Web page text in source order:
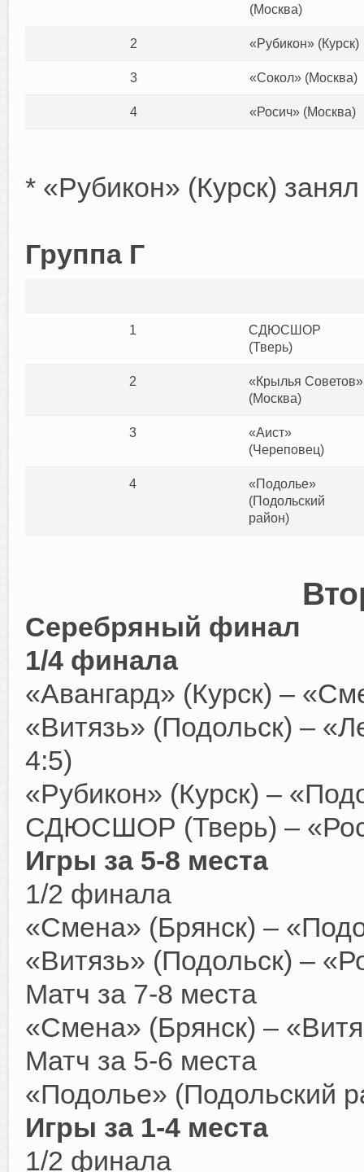
(Москва)
2 «Рубикон» (Курск)
3 «Сокол» (Москва)
4 «Росич» (Москва)
* «Рубикон» (Курск)
Группа Г
1
СДЮСШОР
(Тверь)
2
«Крылья Советов»
(Москва)
3
«Аист»
(Череповец)
4
«Подолье»
(Подольский
район)
Серебряный финал
1/4 финала
«Авангард» (Курск) –
«Витязь» (Подольск) –
4:5)
«Рубикон» (Курск) –
СДЮСШОР (Тверь) –
Игры за 5-8 места
1/2 финала
«Смена» (Брянск) –
«Витязь» (Подольск) –
Матч за 7-8 места
«Смена» (Брянск) –
Матч за 5-6 места
«Подолье» (Подольский
Игры за 1-4 места
1/2 финала